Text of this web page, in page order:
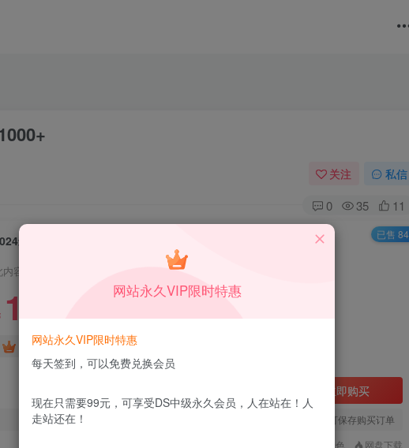
关注 私信
0 35 11
最新违章拍照双模式玩法，实操日入1000+
内容为付费资源，请付费后查看
1.99 ￥199
DS中级会员免费 DS高级会员
立即购买
您当前未登录！建议登陆后购买，可保存购买订单
安全绿色 网盘下载
已售 84
网站永久VIP限时特惠
网站永久VIP限时特惠
每天签到，可以免费兑换会员
现在只需要99元，可享受DS中级永久会员，人在站在！人
走站还在！